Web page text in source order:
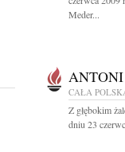
Meder...
CAŁA
Z głębokim
dniu 23